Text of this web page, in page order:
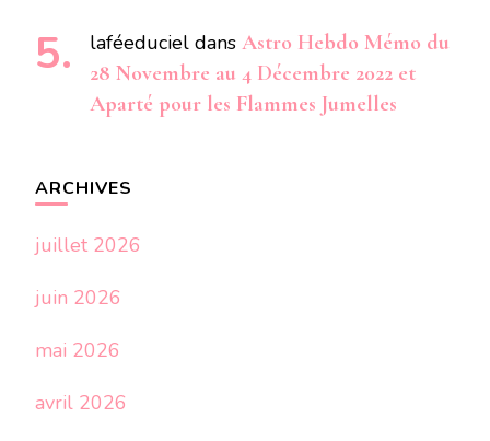
laféeduciel dans Astro Hebdo Mémo du
28 Novembre au 4 Décembre 2022 et
Aparté pour les Flammes Jumelles
ARCHIVES
juillet 2026
juin 2026
mai 2026
avril 2026